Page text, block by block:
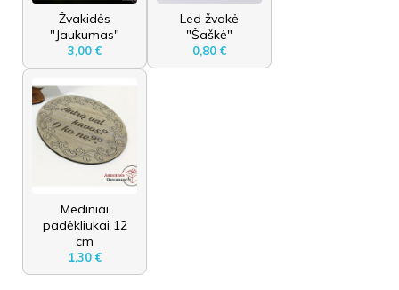
Žvakidės
"Jaukumas"
3,00 €
Led žvakė
"Šaškė"
0,80 €
Mediniai
padėkliukai 12
cm
1,30 €